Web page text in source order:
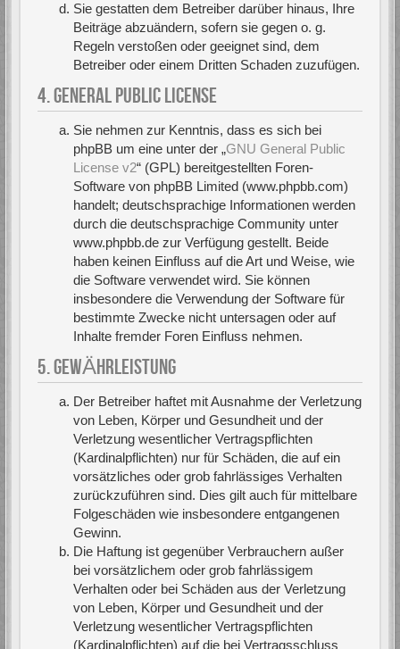
Sie gestatten dem Betreiber darüber hinaus, Ihre
Beiträge abzuändern, sofern sie gegen o. g.
Regeln verstoßen oder geeignet sind, dem
Betreiber oder einem Dritten Schaden zuzufügen.
4. GENERAL PUBLIC LICENSE
Sie nehmen zur Kenntnis, dass es sich bei
phpBB um eine unter der „GNU General Public
License v2“ (GPL) bereitgestellten Foren-
Software von phpBB Limited (www.phpbb.com)
handelt; deutschsprachige Informationen werden
durch die deutschsprachige Community unter
www.phpbb.de zur Verfügung gestellt. Beide
haben keinen Einfluss auf die Art und Weise, wie
die Software verwendet wird. Sie können
insbesondere die Verwendung der Software für
bestimmte Zwecke nicht untersagen oder auf
Inhalte fremder Foren Einfluss nehmen.
5. GEWÄHRLEISTUNG
Der Betreiber haftet mit Ausnahme der Verletzung
von Leben, Körper und Gesundheit und der
Verletzung wesentlicher Vertragspflichten
(Kardinalpflichten) nur für Schäden, die auf ein
vorsätzliches oder grob fahrlässiges Verhalten
zurückzuführen sind. Dies gilt auch für mittelbare
Folgeschäden wie insbesondere entgangenen
Gewinn.
Die Haftung ist gegenüber Verbrauchern außer
bei vorsätzlichem oder grob fahrlässigem
Verhalten oder bei Schäden aus der Verletzung
von Leben, Körper und Gesundheit und der
Verletzung wesentlicher Vertragspflichten
(Kardinalpflichten) auf die bei Vertragsschluss